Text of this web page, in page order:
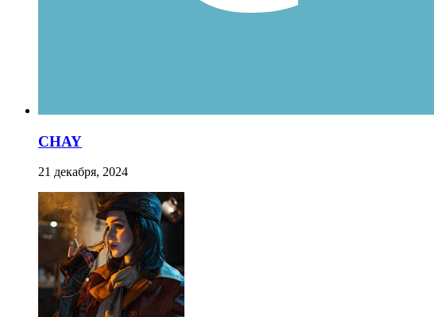
CHAY
21 декабря, 2024